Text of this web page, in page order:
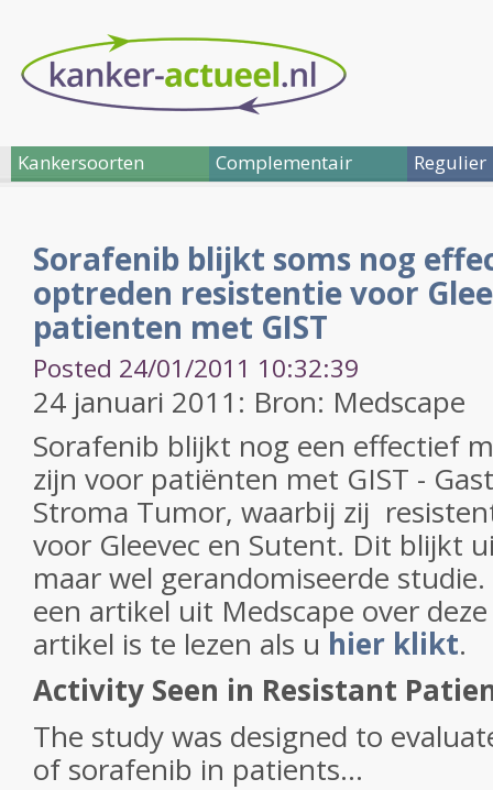
Kankersoorten Complementair Regulier
Sorafenib blijkt soms nog
optreden resistentie voor
patienten met GIST
Posted 24/01/2011 10:32:39
24 januari 2011: Bron: Medscape
Sorafenib blijkt nog een effectief
zijn voor patiënten met GIST -
Stroma Tumor, waarbij zij
voor Gleevec en Sutent. Dit blijkt
maar wel gerandomiseerde
een artikel uit Medscape over
artikel is te lezen als u hier klikt.
Activity Seen in Resistant
The study was designed to
of sorafenib in patients...